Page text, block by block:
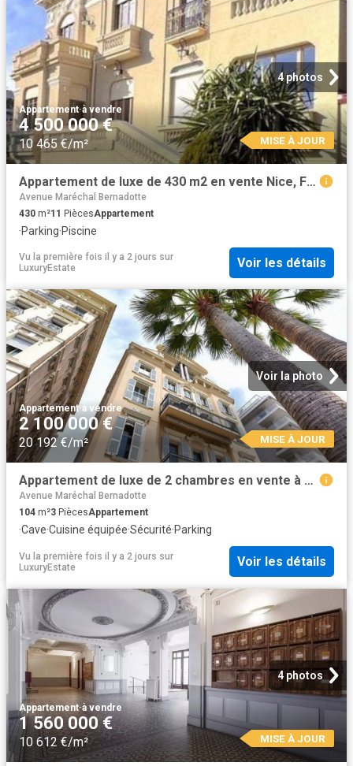
4 photos
Appartement·à vendre
4 500 000 €
10 465 €/m² MISE À JOUR
Appartement de luxe de 430 m2 en vente Nice, France
Avenue Maréchal Bernadotte
430 m²11 PiècesAppartement
·Parking·Piscine
Vu la première fois il y a 2 jours sur
LuxuryEstate
Voir les détails
Voir la photo
Appartement·à vendre
2 100 000 €
20 192 €/m² MISE À JOUR
Appartement de luxe de 2 chambres en vente à Nice, France
Avenue Maréchal Bernadotte
104 m²3 PiècesAppartement
·Cave·Cuisine équipée·Sécurité·Parking
Vu la première fois il y a 2 jours sur
LuxuryEstate
Voir les détails
4 photos
Appartement·à vendre
1 560 000 €
10 612 €/m² MISE À JOUR